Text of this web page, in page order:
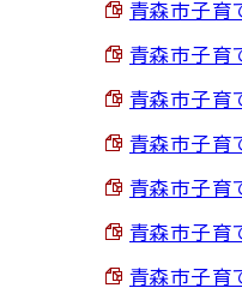
青森市子育
青森市子育
青森市子
青森市子
青森市子育
青森市子育
青森市子育